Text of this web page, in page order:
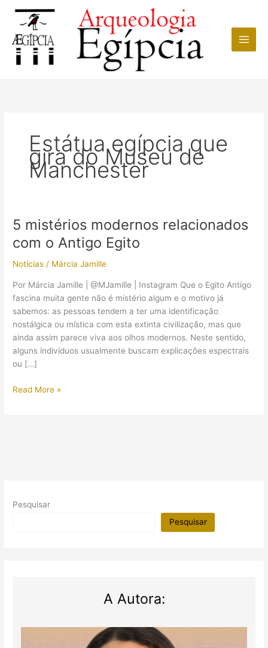
conteúdo
Estátua egípcia que
gira do Museu de
Manchester
5 mistérios modernos relacionados
com o Antigo Egito
Notícias / Márcia Jamille
Por Márcia Jamille | @MJamille | Instagram Que o Egito Antigo
fascina muita gente não é mistério algum e o motivo já
sabemos: as pessoas tendem a ter uma identificação
nostálgica ou mística com esta extinta civilização, mas que
ainda assim parece viva aos olhos modernos. Neste sentido,
alguns indivíduos usualmente buscam explicações espectrais
ou […]
5
Read More »
Pesquisar
Pesquisar
A Autora: